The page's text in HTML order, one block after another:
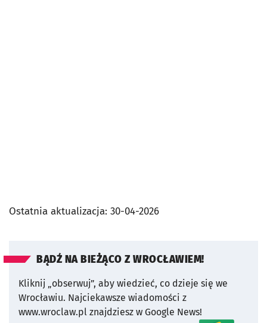
Ostatnia aktualizacja: 30-04-2026
BĄDŹ NA BIEŻĄCO Z WROCŁAWIEM!
Kliknij „obserwuj”, aby wiedzieć, co dzieje się we
Wrocławiu. Najciekawsze wiadomości z
www.wroclaw.pl znajdziesz w Google News!